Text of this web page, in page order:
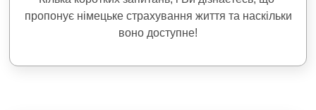
пропонує німецьке страхування життя та наскільки
воно доступне!